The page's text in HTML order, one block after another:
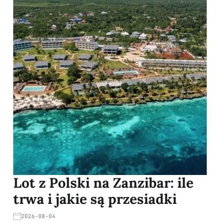
Lot z Polski na Zanzibar: ile
trwa i jakie są przesiadki
2026-08-04